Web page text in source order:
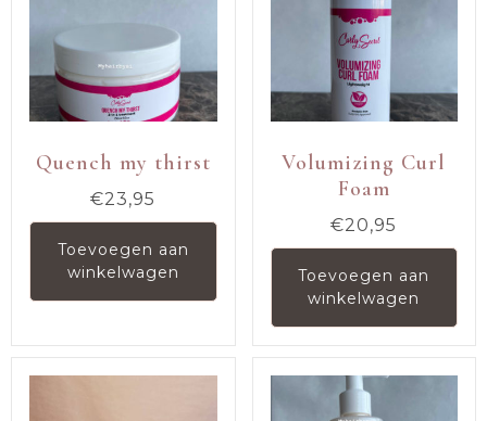
Quench my thirst
€23,95
Toevoegen aan
winkelwagen
Volumizing Curl
Foam
€20,95
Toevoegen aan
winkelwagen